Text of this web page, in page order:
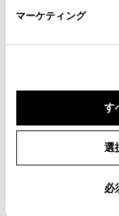
マーケティング
す
選
必
WEB
ック情